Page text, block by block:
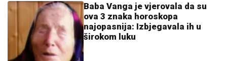
Baba Vanga je vjerovala da su
ova 3 znaka horoskopa
najopasnija: Izbjegavala ih u
širokom luku